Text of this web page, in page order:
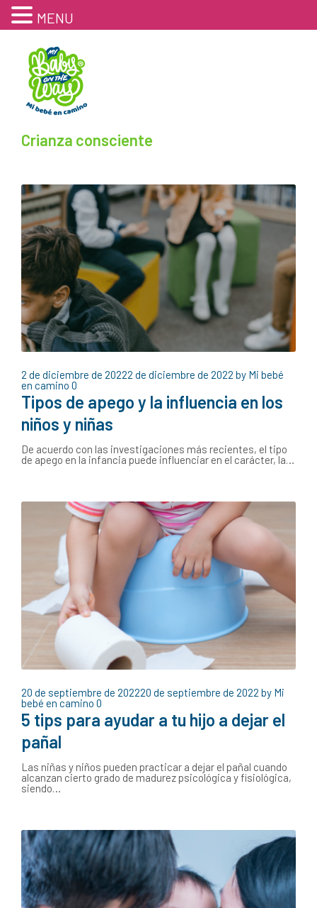
Crianza consciente
2 de diciembre de 20222 de diciembre de 2022 by Mi bebé
en camino 0
Tipos de apego y la influencia en los
niños y niñas
De acuerdo con las investigaciones más recientes, el tipo
de apego en la infancia puede influenciar en el carácter, la…
20 de septiembre de 202220 de septiembre de 2022 by Mi
bebé en camino 0
5 tips para ayudar a tu hijo a dejar el
pañal
Las niñas y niños pueden practicar a dejar el pañal cuando
alcanzan cierto grado de madurez psicológica y fisiológica,
siendo…
MENU